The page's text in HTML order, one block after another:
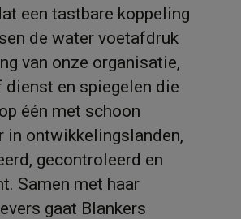
een tastbare koppeling
de water voetafdruk
van onze organisatie,
dienst en spiegelen die
één met schoon
in ontwikkelingslanden,
gecontroleerd en
Samen met haar
gaat Blankers